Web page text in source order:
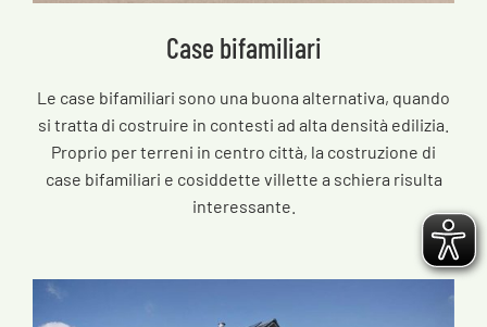
Case bifamiliari
Le case bifamiliari sono una buona alternativa, quando
si tratta di costruire in contesti ad alta densità edilizia.
Proprio per terreni in centro città, la costruzione di
case bifamiliari e cosiddette villette a schiera risulta
interessante.